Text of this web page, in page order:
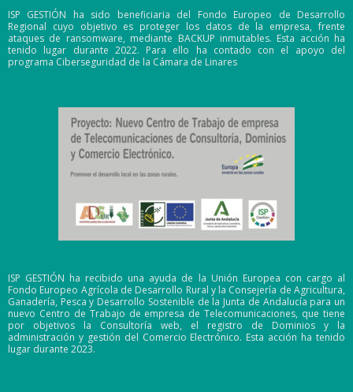
ISP GESTIÓN ha sido beneficiaria del Fondo Europeo de Desarrollo
Regional cuyo objetivo es proteger los datos de la empresa, frente
ataques de ransomware, mediante BACKUP inmutables. Esta acción ha
tenido lugar durante 2022. Para ello ha contado con el apoyo del
programa Ciberseguridad de la Cámara de Linares
ISP GESTIÓN ha recibido una ayuda de la Unión Europea con cargo al
Fondo Europeo Agrícola de Desarrollo Rural y la Consejería de Agricultura,
Ganadería, Pesca y Desarrollo Sostenible de la Junta de Andalucía para un
nuevo Centro de Trabajo de empresa de Telecomunicaciones, que tiene
por objetivos la Consultoría web, el registro de Dominios y la
administración y gestión del Comercio Electrónico. Esta acción ha tenido
lugar durante 2023.